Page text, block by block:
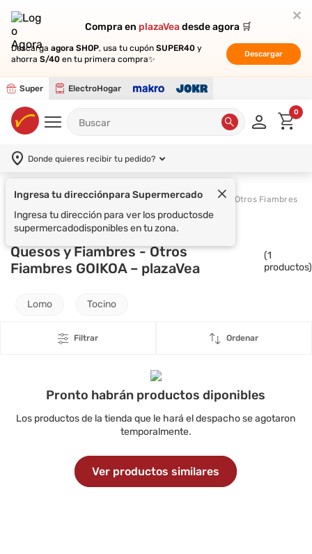
Compra en plazaVeadesde agora 🛒
Descarga agora SHOP, usa tu cupón SUPER40 y
ahorra S/40 en tu primera compra✨
Descargar
Super ElectroHogar
Compra en plazaVeadesde agora 🛒
Descarga agora SHOP, usa tu cupón SUPER40 y
ahorra S/40 en tu primera compra✨
Descargar
0
Donde quieres recibir tu pedido?
Ingresa tu direcciónpara Supermercado
Ingresa tu dirección para ver los productosde
supermercadodisponibles en tu zona.
Supermercado Quesos y Fiambres Otros Fiambres
Quesos y Fiambres - Otros
Fiambres GOIKOA – plazaVea
(1
productos)
Lomo Tocino
Filtrar Ordenar
Pronto habrán productos diponibles
Los productos de la tienda que le hará el despacho se agotaron
temporalmente.
Ver productos similares